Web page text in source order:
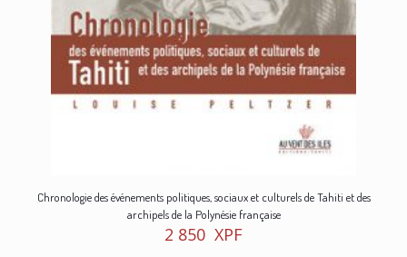
Chronologie des événements politiques, sociaux et culturels de Tahiti et des
archipels de la Polynésie française
2 850 XPF